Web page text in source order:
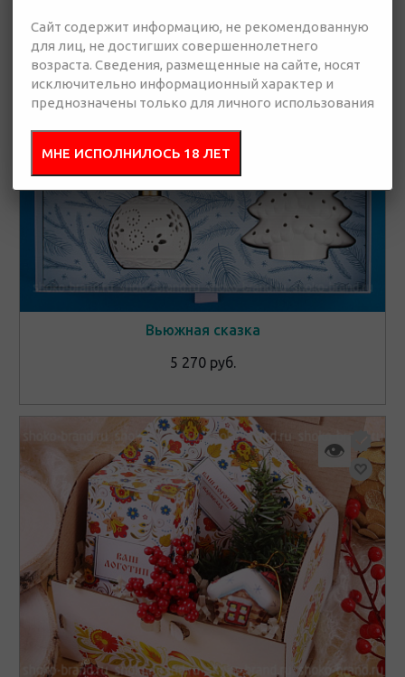
От 15 штук
Эксклюзив
👁
Вьюжная сказка
5 270 руб.
👁
Сайт содержит информацию, не рекомендованную
для лиц, не достигших совершеннолетнего
возраста. Сведения, размещенные на сайте, носят
исключительно информационный характер и
преднозначены только для личного использования
МНЕ ИСПОЛНИЛОСЬ 18 ЛЕТ